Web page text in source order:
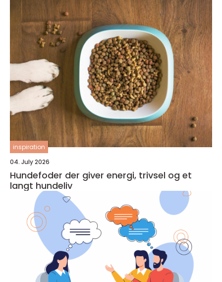
inspiration
04. July 2026
Hundefoder der giver energi, trivsel og et
langt hundeliv